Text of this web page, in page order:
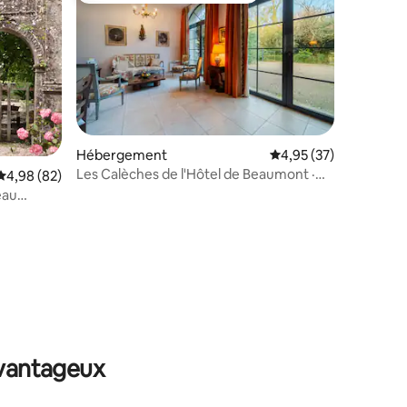
: 4,98 sur 5
moyenne sur la base de 82 commentaires : 4,98 sur 5
4,98 (82)
Hébergement Évaluation moyenne
4,95 (37)
Les Calèches de l'Hôtel de Beaumont ·